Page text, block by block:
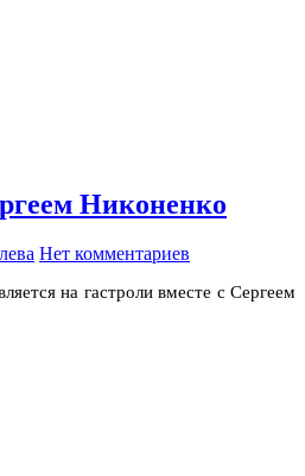
Никоненко
Нет комментариев
на гастроли вместе с Сергеем